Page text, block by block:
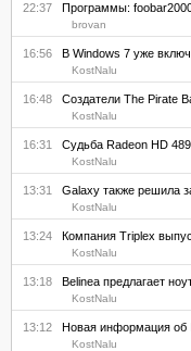
22:37 Программы:
brovan
16:56 В Windows 7 уже
KostNalu
16:48 Создатели The Pirate
KostNalu
16:31 Судьба Radeon HD
KostNalu
13:31 Galaxy также решила
KostNalu
13:24 Компания Triplex
KostNalu
13:18 Belinea предлагает
KostNalu
13:12 Новая информация об
KostNalu